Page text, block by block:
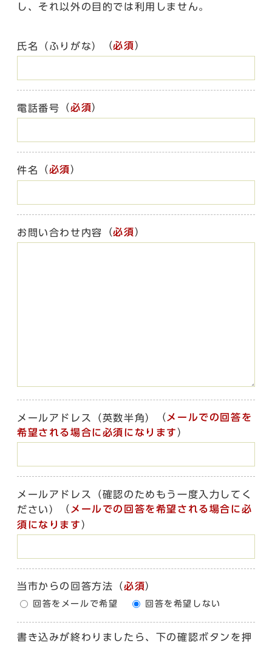
し、それ以外の目的では利用しません。
氏名（ふりがな） （必須）
電話番号 （必須）
件名 （必須）
お問い合わせ内容 （必須）
メールアドレス（英数半角） （ メールでの回答を
希望される場合に必須になります ）
メールアドレス（確認のためもう一度入力してく
ださい）
（ メールでの回答を希望される場合に必
須になります ）
当市からの回答方法 （必須）
回答をメールで希望 回答を希望しない
書き込みが終わりましたら、下の確認ボタンを押